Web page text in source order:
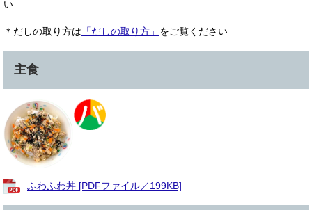
い​
＊だしの取り方は 「だしの取り方」 をご覧ください
主食
ふわふわ丼 [PDFファイル／199KB]